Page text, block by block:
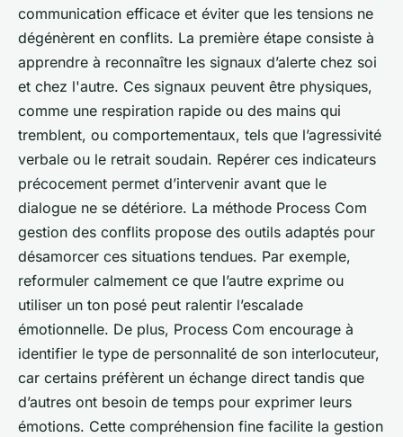
communication efficace et éviter que les tensions ne
dégénèrent en conflits. La première étape consiste à
apprendre à reconnaître les signaux d’alerte chez soi
et chez l'autre. Ces signaux peuvent être physiques,
comme une respiration rapide ou des mains qui
tremblent, ou comportementaux, tels que l’agressivité
verbale ou le retrait soudain. Repérer ces indicateurs
précocement permet d’intervenir avant que le
dialogue ne se détériore. La méthode Process Com
gestion des conflits propose des outils adaptés pour
désamorcer ces situations tendues. Par exemple,
reformuler calmement ce que l’autre exprime ou
utiliser un ton posé peut ralentir l’escalade
émotionnelle. De plus, Process Com encourage à
identifier le type de personnalité de son interlocuteur,
car certains préfèrent un échange direct tandis que
d’autres ont besoin de temps pour exprimer leurs
émotions. Cette compréhension fine facilite la gestion